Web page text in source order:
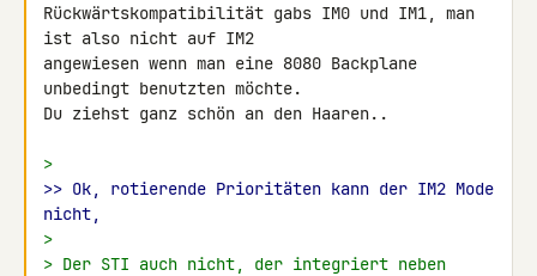
Rückwärtskompatibilität gabs IM0 und IM1, man
ist also nicht auf IM2
angewiesen wenn man eine 8080 Backplane
unbedingt benutzten möchte.
Du ziehst ganz schön an den Haaren..
>
>> Ok, rotierende Prioritäten kann der IM2 Mode
nicht,
>
> Der STI auch nicht, der integriert neben